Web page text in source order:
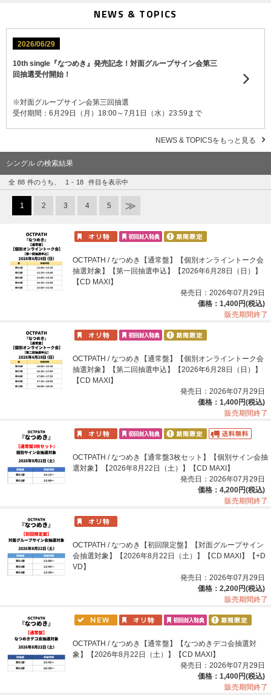
NEWS & TOPICS
2026/06/29
10th single『なつめき』発売記念！対面グループサイン会第三
回抽選受付開始！
※対面グループサイン会第三回抽選
受付期間：6月29日（月）18:00～7月1日（水）23:59まで
NEWS & TOPICSをもっと見る
シングル の検索結果
全 88 件のうち、 1 - 18 件目を表示中
1 2 3 4 5
OCTPATH / なつめき【通常盤】【個別オンライントーク会
抽選対象】【第一回抽選申込】【2026年6月28日（日）】
【CD MAXI】
発売日：2026年07月29日
価格：1,400円(税込)
販売期間終了
OCTPATH / なつめき【通常盤】【個別オンライントーク会
抽選対象】【第二回抽選申込】【2026年6月28日（日）】
【CD MAXI】
発売日：2026年07月29日
価格：1,400円(税込)
販売期間終了
OCTPATH / なつめき【通常盤3枚セット】【個別サイン会抽
選対象】【2026年8月22日（土）】【CD MAXI】
発売日：2026年07月29日
価格：4,200円(税込)
販売期間終了
OCTPATH / なつめき【初回限定盤】【対面グループサイン
会抽選対象】【2026年8月22日（土）】【CD MAXI】【+D
VD】
発売日：2026年07月29日
価格：2,200円(税込)
販売期間終了
OCTPATH / なつめき【通常盤】【なつめきデコ会抽選対
象】【2026年8月22日（土）】【CD MAXI】
発売日：2026年07月29日
価格：1,400円(税込)
販売期間終了